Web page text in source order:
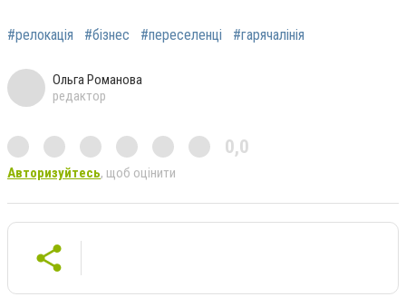
#релокація #бізнес #переселенці #гарячалінія
Ольга Романова
редактор
0,0
Авторизуйтесь, щоб оцінити